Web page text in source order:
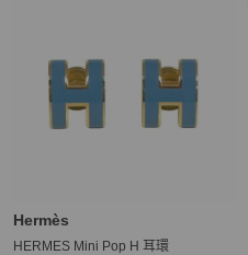
Hermès
HERMES Mini Pop H 耳環